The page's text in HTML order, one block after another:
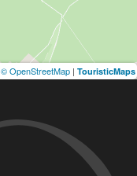
© OpenStreetMap | TouristicMaps